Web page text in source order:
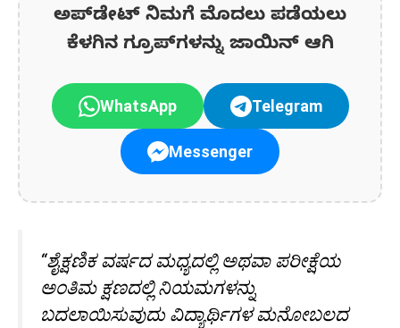
ಅಪ್‌ಡೇಟ್‌ ನಿಮಗೆ ಮೊದಲು ಪಡೆಯಲು
ಕೆಳಗಿನ ಗ್ರೂಪ್‌ಗಳನ್ನು ಜಾಯಿನ್ ಆಗಿ
WhatsApp Telegram
Messenger
“ಶೈಕ್ಷಣಿಕ ವರ್ಷದ ಮಧ್ಯದಲ್ಲಿ ಅಥವಾ ಪರೀಕ್ಷೆಯ
ಅಂತಿಮ ಕ್ಷಣದಲ್ಲಿ ನಿಯಮಗಳನ್ನು
ಬದಲಾಯಿಸುವುದು ವಿದ್ಯಾರ್ಥಿಗಳ ಮನೋಬಲದ